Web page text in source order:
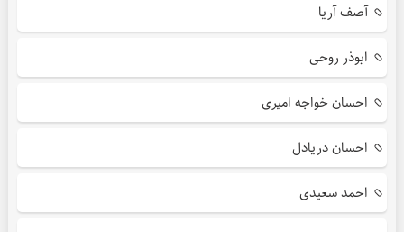
آصف آریا
ابوذر روحی
احسان خواجه امیری
احسان دریادل
احمد سعیدی